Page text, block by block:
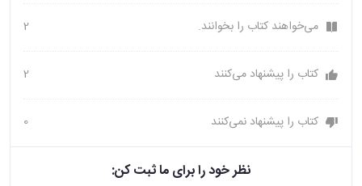
می‌خواهند کتاب را بخوانند. 2
کتاب را پیشنهاد می‌کنند 2
کتاب را پیشنهاد نمی‌کنند 0
نظر خود را برای ما ثبت کن: